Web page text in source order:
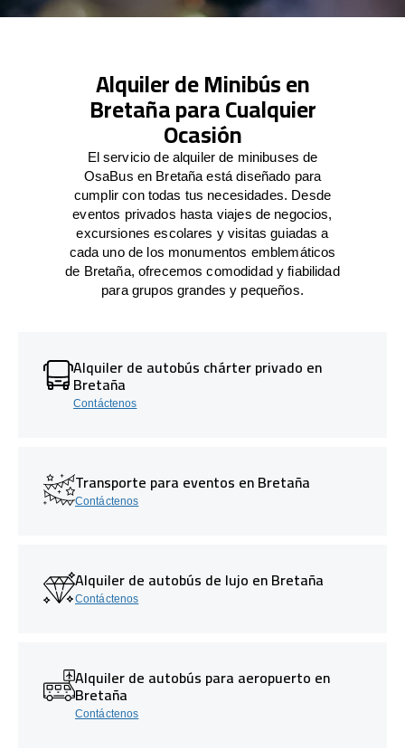
Alquiler de Minibús en
Bretaña para Cualquier
Ocasión
El servicio de alquiler de minibuses de
OsaBus en Bretaña está diseñado para
cumplir con todas tus necesidades. Desde
eventos privados hasta viajes de negocios,
excursiones escolares y visitas guiadas a
cada uno de los monumentos emblemáticos
de Bretaña, ofrecemos comodidad y fiabilidad
para grupos grandes y pequeños.
Alquiler de autobús chárter privado en
Bretaña
Contáctenos
Transporte para eventos en Bretaña
Contáctenos
Alquiler de autobús de lujo en Bretaña
Contáctenos
Alquiler de autobús para aeropuerto en
Bretaña
Contáctenos